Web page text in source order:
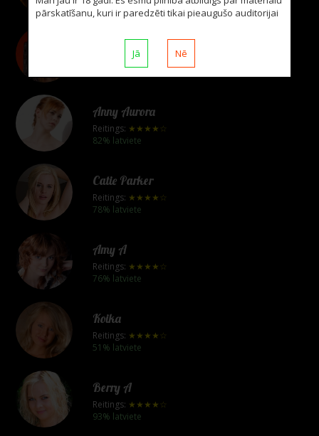
pārskatīšanu, kuri ir paredzēti tikai pieaugušo auditorijai
Jā Nē
88% latviete
Flavia A
★★★★☆
51% latviete
Anny Aurora
Reitings: ★★★★☆
82% latviete
Catie Parker
Reitings: ★★★★☆
78% latviete
Amy A
Reitings: ★★★★☆
76% latviete
Koika
Reitings: ★★★★☆
51% latviete
Berry A
Reitings: ★★★★☆
93% latviete